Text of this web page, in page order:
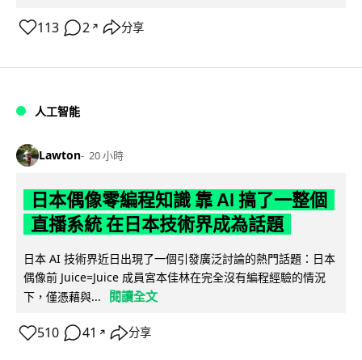
113 2 ↗ 分享
人工智能
Lawton 20 小時
日本偶像零編程知識 靠 AI 搞了一整個
直播系統 在日本技術界成為話題
日本 AI 技術界近日出現了一個引發廣泛討論的熱門話題：日本
偶像前 Juice=Juice 成員宮本佳林在完全沒有編程經驗的情況
下，僅憑藉與...
閱讀全文
510 41 ↗ 分享